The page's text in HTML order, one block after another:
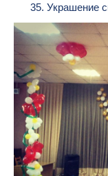
35. Украшение